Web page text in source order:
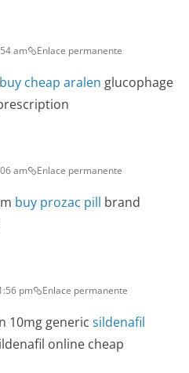
am Enlace permanente
buy cheap aralen glucophage
am Enlace permanente
buy prozac pill brand
pm Enlace permanente
10mg generic sildenafil
online cheap